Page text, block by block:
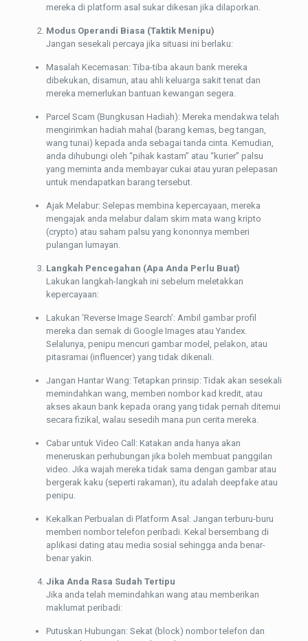
mereka di platform asal sukar dikesan jika dilaporkan.
Modus Operandi Biasa (Taktik Menipu)
Jangan sesekali percaya jika situasi ini berlaku:
Masalah Kecemasan: Tiba-tiba akaun bank mereka
dibekukan, disamun, atau ahli keluarga sakit tenat dan
mereka memerlukan bantuan kewangan segera.
Parcel Scam (Bungkusan Hadiah): Mereka mendakwa telah
mengirimkan hadiah mahal (barang kemas, beg tangan,
wang tunai) kepada anda sebagai tanda cinta. Kemudian,
anda dihubungi oleh “pihak kastam” atau “kurier” palsu
yang meminta anda membayar cukai atau yuran pelepasan
untuk mendapatkan barang tersebut.
Ajak Melabur: Selepas membina kepercayaan, mereka
mengajak anda melabur dalam skim mata wang kripto
(crypto) atau saham palsu yang kononnya memberi
pulangan lumayan.
Langkah Pencegahan (Apa Anda Perlu Buat)
Lakukan langkah-langkah ini sebelum meletakkan
kepercayaan:
Lakukan ‘Reverse Image Search’: Ambil gambar profil
mereka dan semak di Google Images atau Yandex.
Selalunya, penipu mencuri gambar model, pelakon, atau
pitasramai (influencer) yang tidak dikenali.
Jangan Hantar Wang: Tetapkan prinsip: Tidak akan sesekali
memindahkan wang, memberi nombor kad kredit, atau
akses akaun bank kepada orang yang tidak pernah ditemui
secara fizikal, walau sesedih mana pun cerita mereka.
Cabar untuk Video Call: Katakan anda hanya akan
meneruskan perhubungan jika boleh membuat panggilan
video. Jika wajah mereka tidak sama dengan gambar atau
bergerak kaku (seperti rakaman), itu adalah deepfake atau
penipu.
Kekalkan Perbualan di Platform Asal: Jangan terburu-buru
memberi nombor telefon peribadi. Kekal bersembang di
aplikasi dating atau media sosial sehingga anda benar-
benar yakin.
Jika Anda Rasa Sudah Tertipu
Jika anda telah memindahkan wang atau memberikan
maklumat peribadi:
Putuskan Hubungan: Sekat (block) nombor telefon dan